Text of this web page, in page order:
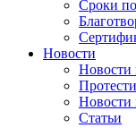
Сроки
Новости
Новости
Новости
Статьи